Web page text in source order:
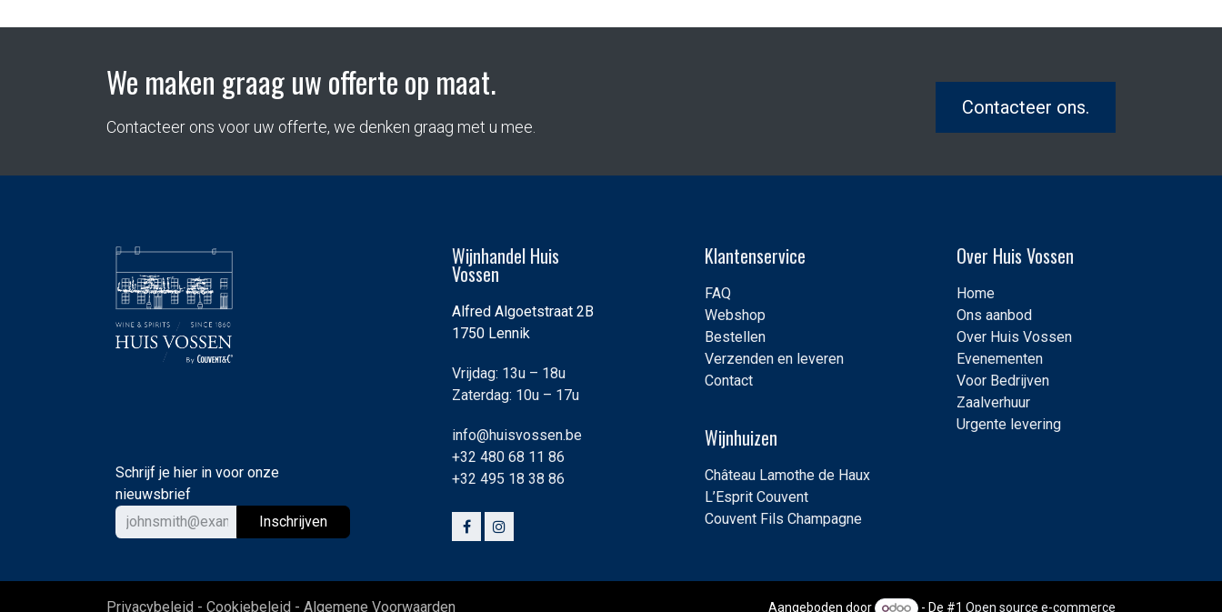
We maken graag uw offerte op maat.
Contacteer ons voor uw offerte, we denken graag met u mee.
Contacteer ons.
Schrijf je hier in voor onze
nieuwsbrief
Inschrijven
Over Huis Vossen
Home
Ons aanbod
Over Huis Vossen
Evenementen
Voor Bedrijven
Zaalverhuur
Urgente levering
Wijnhandel Huis
Vossen
Alfred Algoetstraat 2B
1750 Lennik
Vrijdag: 13u – 18u
Zaterdag: 10u – 17u
info@huisvossen.be
+32 480 68 11 86
+32 495 18 38 86
Klantenservice
FAQ
Webshop
Bestellen
Verzenden en leveren
Contact
Wijnhuizen
Château Lamothe de Haux
L’Esprit Couvent
Couvent Fils Champagne
Privacybeleid - Cookiebeleid - Algemene Voorwaarden Aangeboden door - De #1 Open source e-commerce